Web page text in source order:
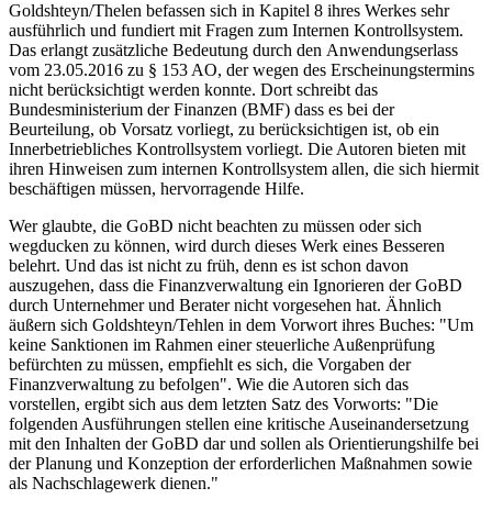
Goldshteyn/Thelen befassen sich in Kapitel 8 ihres Werkes sehr
ausführlich und fundiert mit Fragen zum Internen Kontrollsystem.
Das erlangt zusätzliche Bedeutung durch den Anwendungserlass
vom 23.05.2016 zu § 153 AO, der wegen des Erscheinungstermins
nicht berücksichtigt werden konnte. Dort schreibt das
Bundesministerium der Finanzen (BMF) dass es bei der
Beurteilung, ob Vorsatz vorliegt, zu berücksichtigen ist, ob ein
Innerbetriebliches Kontrollsystem vorliegt. Die Autoren bieten mit
ihren Hinweisen zum internen Kontrollsystem allen, die sich hiermit
beschäftigen müssen, hervorragende Hilfe.
Wer glaubte, die GoBD nicht beachten zu müssen oder sich
wegducken zu können, wird durch dieses Werk eines Besseren
belehrt. Und das ist nicht zu früh, denn es ist schon davon
auszugehen, dass die Finanzverwaltung ein Ignorieren der GoBD
durch Unternehmer und Berater nicht vorgesehen hat. Ähnlich
äußern sich Goldshteyn/Tehlen in dem Vorwort ihres Buches: "Um
keine Sanktionen im Rahmen einer steuerliche Außenprüfung
befürchten zu müssen, empfiehlt es sich, die Vorgaben der
Finanzverwaltung zu befolgen". Wie die Autoren sich das
vorstellen, ergibt sich aus dem letzten Satz des Vorworts: "Die
folgenden Ausführungen stellen eine kritische Auseinandersetzung
mit den Inhalten der GoBD dar und sollen als Orientierungshilfe bei
der Planung und Konzeption der erforderlichen Maßnahmen sowie
als Nachschlagewerk dienen."